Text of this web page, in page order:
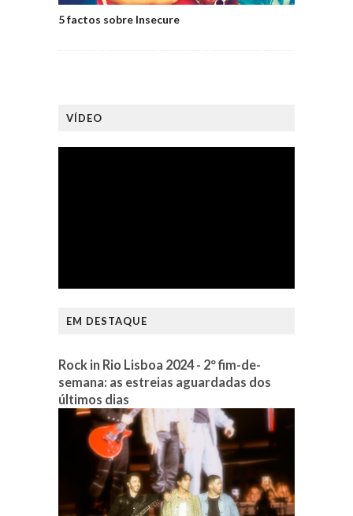
5 factos sobre Insecure
VÍDEO
EM DESTAQUE
Rock in Rio Lisboa 2024 - 2º fim-de-
semana: as estreias aguardadas dos
últimos dias